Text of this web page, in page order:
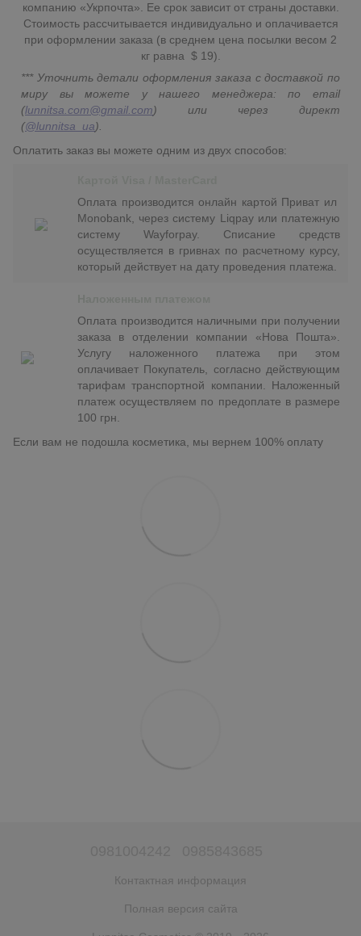
компанию «Укрпочта». Ее срок зависит от страны доставки.
Стоимость рассчитывается индивидуально и оплачивается
при оформлении заказа (в среднем цена посылки весом 2
кг равна $ 19).
*** Уточнить детали оформления заказа с доставкой по
миру вы можете у нашего менеджера: по email
(lunnitsa.com@gmail.com) или через директ
(@lunnitsa_ua).
Оплатить заказ вы можете одним из двух способов:
Оплата производится онлайн картой Приват ил
Monobank, через систему Liqpay или платежную
систему Wayforpay. Списание средств
осуществляется в гривнах по расчетному курсу,
который действует на дату проведения платежа.
Оплата производится наличными при получении
заказа в отделении компании «Нова Пошта».
Услугу наложенного платежа при этом
оплачивает Покупатель, согласно действующим
тарифам транспортной компании. Наложенный
платеж осуществляем по предоплате в размере
100 грн.
Если вам не подошла косметика, мы вернем 100% оплату
Контактная информация
Полная версия сайта